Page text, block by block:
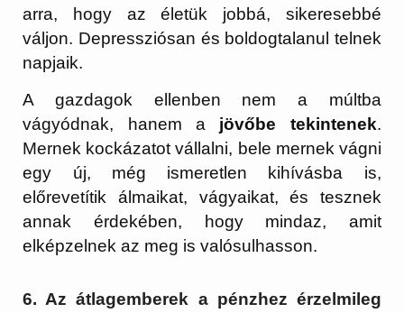
arra, hogy az életük jobbá, sikeresebbé
váljon. Depressziósan és boldogtalanul telnek
napjaik.
A gazdagok ellenben nem a múltba
vágyódnak, hanem a jövőbe tekintenek.
Mernek kockázatot vállalni, bele mernek vágni
egy új, még ismeretlen kihívásba is,
előrevetítik álmaikat, vágyaikat, és tesznek
annak érdekében, hogy mindaz, amit
elképzelnek az meg is valósulhasson.
6. Az átlagemberek a pénzhez érzelmileg